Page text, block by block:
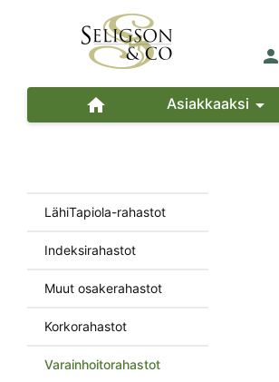

 Asiakkaaksi 
LähiTapiola-rahastot
Indeksirahastot
Muut osakerahastot
Korkorahastot
Varainhoitorahastot